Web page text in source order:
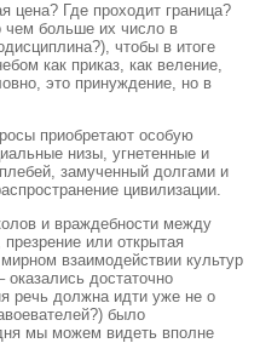
цена? Где проходит граница?
чем больше их число в
чтобы в итоге
как приказ, как веление,
это принуждение, но в
приобретают особую
низы, угнетенные и
замученный долгами и
цивилизации.
и враждебности между
или открытая
взаимодействии культур
достаточно
речь должна идти уже не о
было
мы можем видеть вполне